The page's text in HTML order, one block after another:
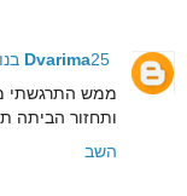
Dvarima25 בנובמבר 2009 בשעה 5:34
ממש התרגשתי
ותחזור הביתה
השב